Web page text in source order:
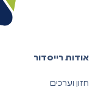
אודות רייסדור
חזון וערכים